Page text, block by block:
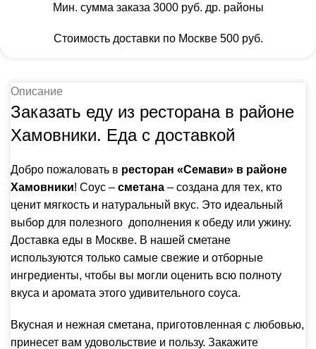
Мин. сумма заказа 3000 руб. др. районы
Стоимость доставки по Москве 500 руб.
Описание
Заказать еду из ресторана в районе
Хамовники. Еда с доставкой
Добро пожаловать в ресторан «Семави» в районе
Хамовники! Соус – сметана – создана для тех, кто
ценит мягкость и натуральный вкус. Это идеальный
выбор для полезного дополнения к обеду или ужину.
Доставка еды в Москве. В нашей сметане
используются только самые свежие и отборные
ингредиенты, чтобы вы могли оценить всю полноту
вкуса и аромата этого удивительного соуса.
Вкусная и нежная сметана, приготовленная с любовью,
принесет вам удовольствие и пользу. Закажите